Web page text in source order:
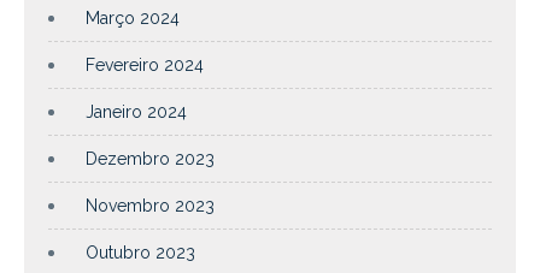
Março 2024
Fevereiro 2024
Janeiro 2024
Dezembro 2023
Novembro 2023
Outubro 2023